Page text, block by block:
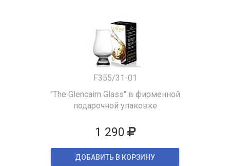
F355/31-01
"The Glencairn Glass" в фирменной
подарочной упаковке
1 290
ДОБАВИТЬ В КОРЗИНУ